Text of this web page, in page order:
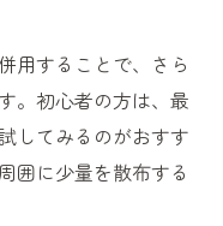
用することで、さら
。初心者の方は、最
してみるのがおすす
囲に少量を散布する